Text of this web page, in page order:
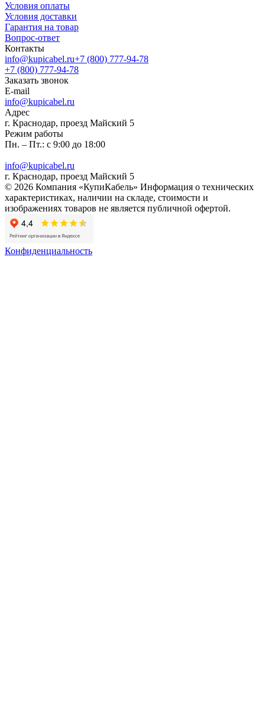
Условия оплаты
Условия доставки
Гарантия на товар
Вопрос-ответ
Контакты
info@kupicabel.ru+7 (800) 777-94-78
+7 (800) 777-94-78
Заказать звонок
E-mail
info@kupicabel.ru
Адрес
г. Краснодар, проезд Майский 5
Режим работы
Пн. – Пт.: с 9:00 до 18:00
info@kupicabel.ru
г. Краснодар, проезд Майский 5
© 2026 Компания «КупиКабель» Информация о технических
характеристиках, наличии на складе, стоимости и
изображениях товаров не является публичной офертой.
Конфиденциальность